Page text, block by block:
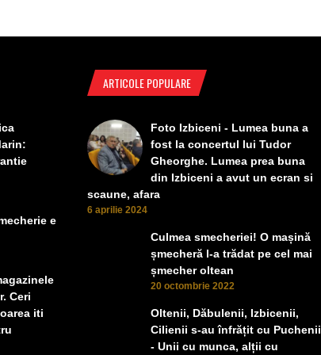
e
Ceri
iti
ARTICOLE POPULARE
Foto Izbiceni - Lumea buna a
fost la concertul lui Tudor
Gheorghe. Lumea prea buna
din Izbiceni a avut un ecran si
scaune, afara
6 aprilie 2024
Culmea smecheriei! O mașină
șmecheră l-a trădat pe cel mai
șmecher oltean
20 octombrie 2022
Oltenii, Dăbulenii, Izbicenii,
Cilienii s-au înfrățit cu Puchenii
- Unii cu munca, alții cu